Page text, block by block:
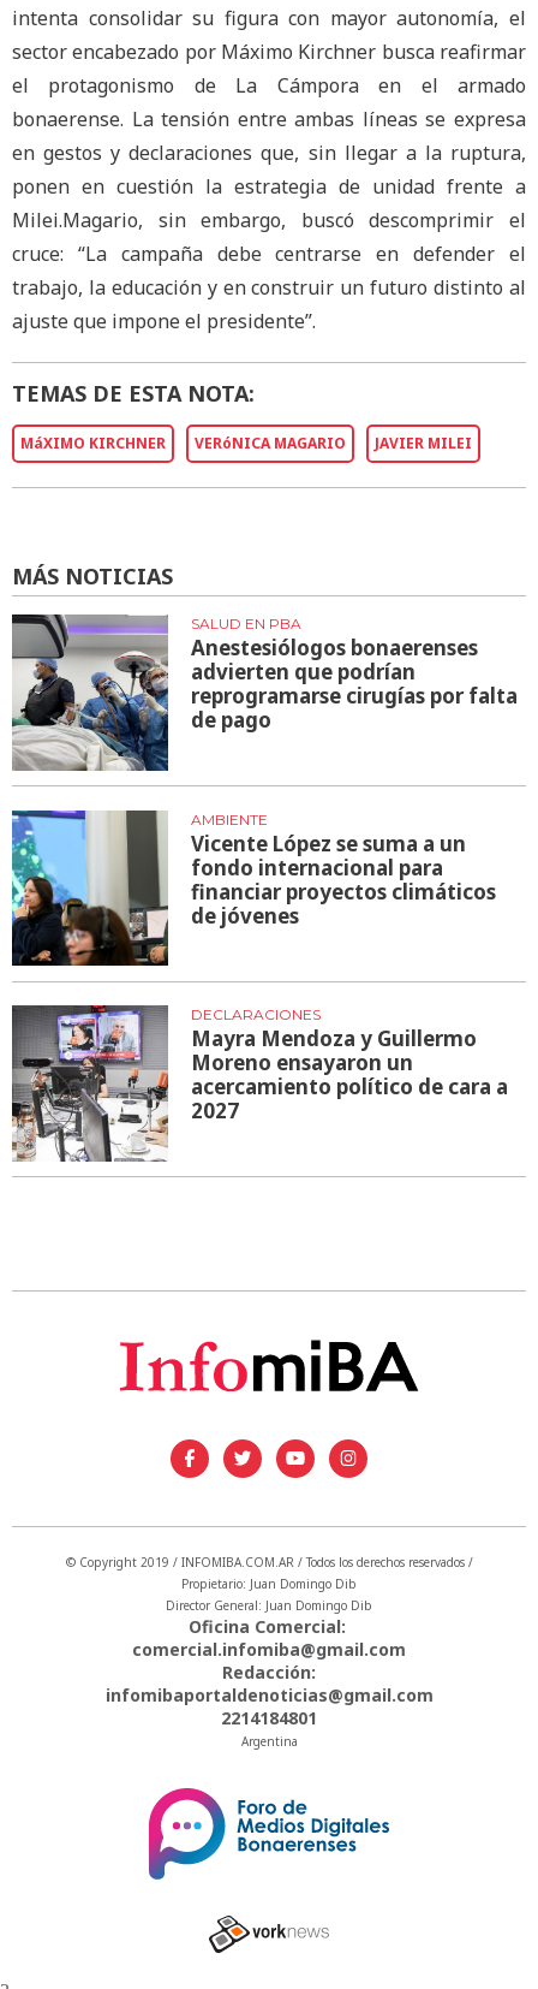
intenta consolidar su figura con mayor autonomía, el
sector encabezado por Máximo Kirchner busca reafirmar
el protagonismo de La Cámpora en el armado
bonaerense. La tensión entre ambas líneas se expresa
en gestos y declaraciones que, sin llegar a la ruptura,
ponen en cuestión la estrategia de unidad frente a
Milei.Magario, sin embargo, buscó descomprimir el
cruce: “La campaña debe centrarse en defender el
trabajo, la educación y en construir un futuro distinto al
ajuste que impone el presidente”.
TEMAS DE ESTA NOTA:
MáXIMO KIRCHNER VERóNICA MAGARIO JAVIER MILEI
MÁS NOTICIAS
SALUD EN PBA
Anestesiólogos bonaerenses
advierten que podrían
reprogramarse cirugías por falta
de pago
AMBIENTE
Vicente López se suma a un
fondo internacional para
financiar proyectos climáticos
de jóvenes
DECLARACIONES
Mayra Mendoza y Guillermo
Moreno ensayaron un
acercamiento político de cara a
2027
© Copyright 2019 / INFOMIBA.COM.AR / Todos los derechos reservados /
Propietario: Juan Domingo Dib
Director General: Juan Domingo Dib
Oficina Comercial:
comercial.infomiba@gmail.com
Redacción:
infomibaportaldenoticias@gmail.com
2214184801
Argentina